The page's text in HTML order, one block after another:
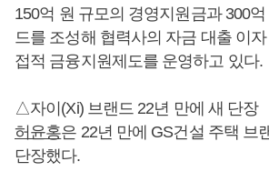
150억 원 규모의 경영지원금과 300
드를 조성해 협력사의 자금 대출 이
접적 금융지원제도를 운영하고 있다.
△자이(Xi) 브랜드 22년 만에 새 단장
허윤홍은 22년 만에 GS건설 주택 브
단장했다.